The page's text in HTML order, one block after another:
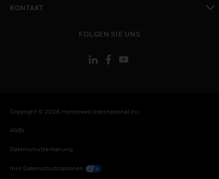
KONTAKT
FOLGEN SIE UNS
Copyright © 2026 Honeywell International Inc
AGBs
Datenschutzerklärung
Ihre Datenschutzoptionen